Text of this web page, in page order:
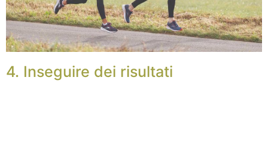
4. Inseguire dei risultati